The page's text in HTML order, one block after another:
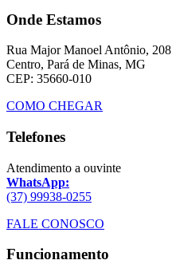
Onde Estamos
Rua Major Manoel Antônio, 208
Centro, Pará de Minas, MG
CEP: 35660-010
COMO CHEGAR
Telefones
Atendimento a ouvinte
WhatsApp:
(37) 99938-0255
FALE CONOSCO
Funcionamento